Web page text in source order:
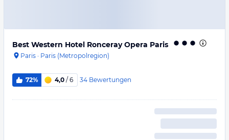
Best Western Hotel Ronceray Opera Paris
Paris · Paris (Metropolregion)
72% 4,0 / 6 34 Bewertungen